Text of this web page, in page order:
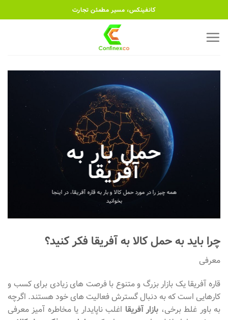
به
محتوا
کانفینکس، مسیر مطمئن تجارت
حمل بار به
آفریقا
همه چیز را در مورد حمل کالا و بار به قاره آفریقا، در اینجا
بخوانید
چرا باید به حمل کالا به آفریقا فکر کنید؟
معرفی
قاره آفریقا یک بازار بزرگ و متنوع با فرصت های زیادی برای کسب و
کارهایی است که به دنبال گسترش فعالیت های خود هستند. اگرچه
به باور غلط برخی، بازار آفریقا اغلب ناپایدار یا مخاطره آمیز معرفی